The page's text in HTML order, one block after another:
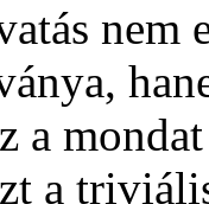
a
a